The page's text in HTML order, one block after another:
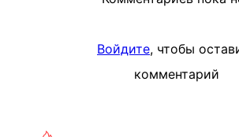
Войдите, чтобы
комментарий